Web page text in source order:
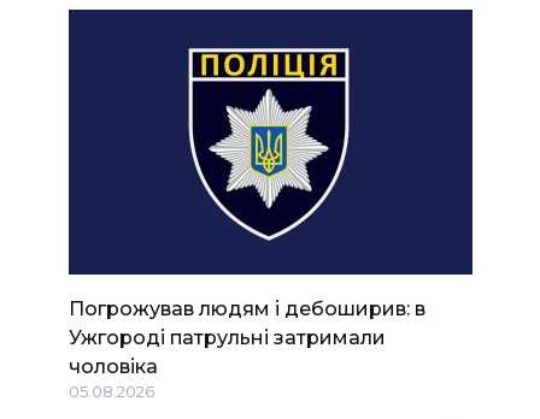
Погрожував людям і дебоширив: в
Ужгороді патрульні затримали
чоловіка
05.08.2026